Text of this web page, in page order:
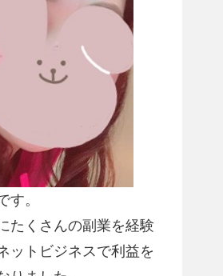
す。
たくさんの副業を経験
ットビジネスで利益を